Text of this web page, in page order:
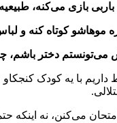
بازی می‌کنه،
موهاشو کوتاه کنه و
دختر باشم،
داریم با یه کودک
می‌کنن، نه اینکه